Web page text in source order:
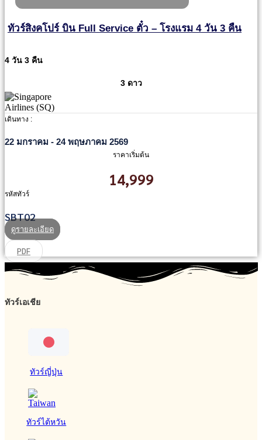
ทัวร์สิงคโปร์ บิน Full Service ตั๋ว – โรงแรม 4 วัน 3 คืน
4 วัน 3 คืน
3 ดาว
เดินทาง :
22 มกราคม - 24 พฤษภาคม 2569
ราคาเริ่มต้น
14,999
รหัสทัวร์
SBT02
ดูรายละเอียด
PDF
ทัวร์เอเชีย
ทัวร์ญี่ปุ่น
ทัวร์ไต้หวัน